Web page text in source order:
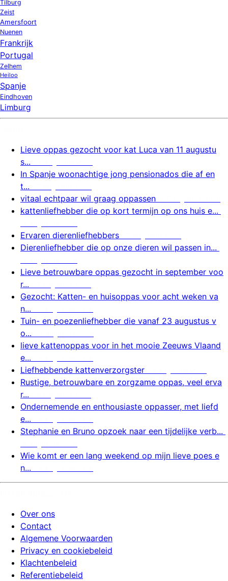
Tilburg
Zeist
Amersfoort
Nuenen
Frankrijk
Portugal
Zelhem
Heiloo
Spanje
Eindhoven
Limburg
Lieve oppas gezocht voor kat Luca van 11 augustu
s...
In Spanje woonachtige jong pensionados die af en
t...
vitaal echtpaar wil graag oppassen
kattenliefhebber die op kort termijn op ons huis e...
Ervaren dierenliefhebbers
Dierenliefhebber die op onze dieren wil passen in...
Lieve betrouwbare oppas gezocht in september voo
r...
Gezocht: Katten- en huisoppas voor acht weken va
n...
Tuin- en poezenliefhebber die vanaf 23 augustus v
o...
lieve kattenoppas voor in het mooie Zeeuws Vlaand
e...
Liefhebbende kattenverzorgster
Rustige, betrouwbare en zorgzame oppas, veel erva
r...
Ondernemende en enthousiaste oppasser, met liefd
e...
Stephanie en Bruno opzoek naar een tijdelijke verb...
Wie komt er een lang weekend op mijn lieve poes e
n...
Over ons
Contact
Algemene Voorwaarden
Privacy en cookiebeleid
Klachtenbeleid
Referentiebeleid